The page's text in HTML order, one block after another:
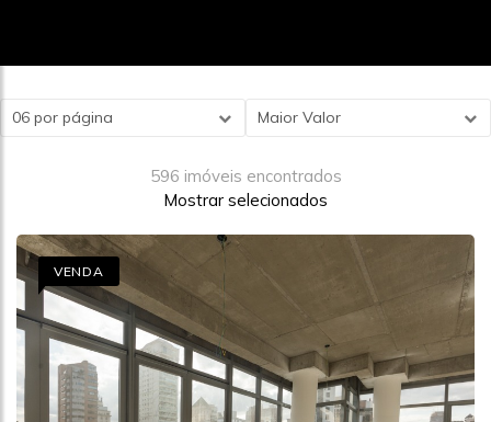
Maior Valor
06 por página
596 imóveis encontrados
Mostrar selecionados
VENDA